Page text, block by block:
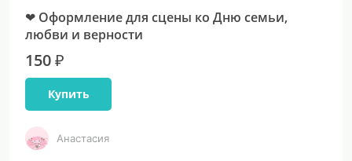
❤ Оформление для сцены ко Дню семьи,
любви и верности
150 ₽
Купить
Анастасия